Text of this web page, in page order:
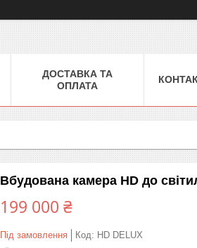
ДОСТАВКА ТА
ОПЛАТА
Вбудована камера HD до
199 000 ₴
Під замовлення Код: HD DELUX